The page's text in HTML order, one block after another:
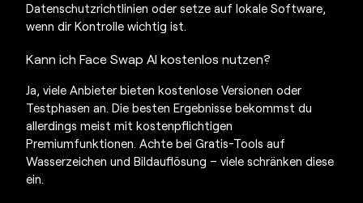
Datenschutzrichtlinien oder setze auf lokale Software,
wenn dir Kontrolle wichtig ist.
Kann ichFace Swap AIkostenlos nutzen?
Ja, viele Anbieter bieten kostenlose Versionen oder
Testphasen an. Die besten Ergebnisse bekommst du
allerdings meist mit kostenpflichtigen
Premiumfunktionen. Achte bei Gratis-Tools auf
Wasserzeichen und Bildauflösung – viele schränken diese
ein.